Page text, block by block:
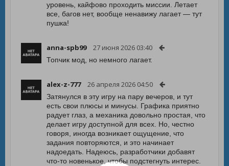
уровень, кайфово проходить миссии. Летает
все, багов нет, вообще ненавижу лагает — тут
пушка!
anna-spb99 27 июня 2026 03:40
Топчик мод, но немного лагает.
alex-z-777 26 апреля 2026 04:50
Затянулся в эту игру на пару вечеров, и тут
есть свои плюсы и минусы. Графика приятно
радует глаз, а механика довольно простая, что
делает игру доступной для всех. Но, честно
говоря, иногда возникает ощущение, что
задания повторяются, и это начинает
надоедать. Надеюсь, разработчики добавят
что-то новенькое, чтобы подстегнуть интерес.